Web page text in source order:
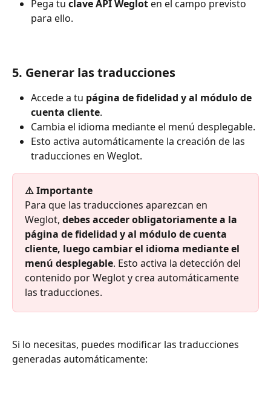
Pega tu clave API Weglot en el campo previsto
para ello.
5. Generar las traducciones
Accede a tu página de fidelidad y al módulo de
cuenta cliente.
Cambia el idioma mediante el menú desplegable.
Esto activa automáticamente la creación de las
traducciones en Weglot.
⚠️ Importante
Para que las traducciones aparezcan en
Weglot, debes acceder obligatoriamente a la
página de fidelidad y al módulo de cuenta
cliente, luego cambiar el idioma mediante el
menú desplegable. Esto activa la detección del
contenido por Weglot y crea automáticamente
las traducciones.
Si lo necesitas, puedes modificar las traducciones
generadas automáticamente: